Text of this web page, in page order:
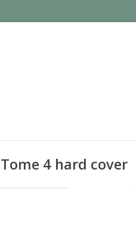
4 hard cover